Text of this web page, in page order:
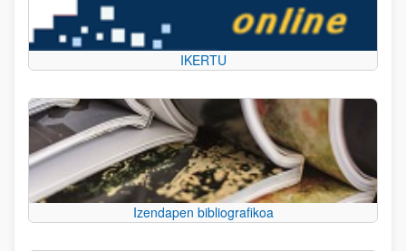
IKERTU
Izendapen bibliografikoa